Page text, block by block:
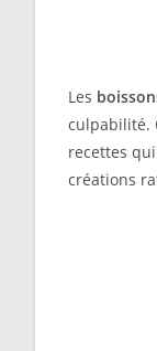
Les
culpabilité.
recettes
créations